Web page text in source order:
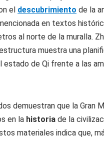
el descubrimiento de la
en textos
al norte de la muralla.
muestra una
estado de Qi frente a las
demuestran que la Gran
en la historia de la
materiales indica que,